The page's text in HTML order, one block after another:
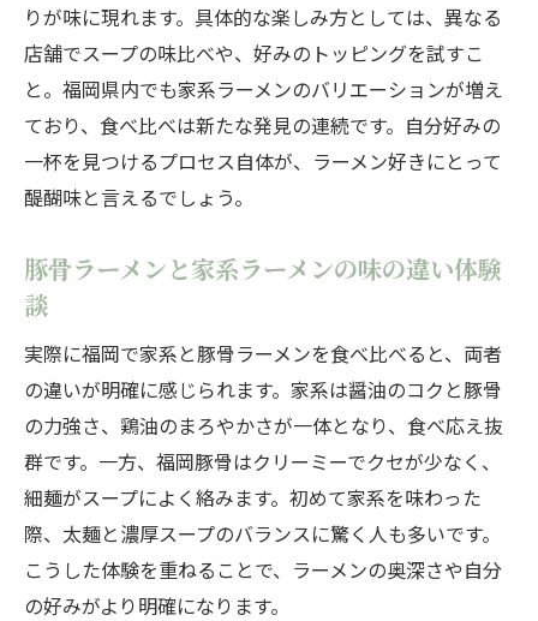
りが味に現れます。具体的な楽しみ方としては、異なる
店舗でスープの味比べや、好みのトッピングを試すこ
と。福岡県内でも家系ラーメンのバリエーションが増え
ており、食べ比べは新たな発見の連続です。自分好みの
一杯を見つけるプロセス自体が、ラーメン好きにとって
醍醐味と言えるでしょう。
豚骨ラーメンと家系ラーメンの味の違い体験
談
実際に福岡で家系と豚骨ラーメンを食べ比べると、両者
の違いが明確に感じられます。家系は醤油のコクと豚骨
の力強さ、鶏油のまろやかさが一体となり、食べ応え抜
群です。一方、福岡豚骨はクリーミーでクセが少なく、
細麺がスープによく絡みます。初めて家系を味わった
際、太麺と濃厚スープのバランスに驚く人も多いです。
こうした体験を重ねることで、ラーメンの奥深さや自分
の好みがより明確になります。